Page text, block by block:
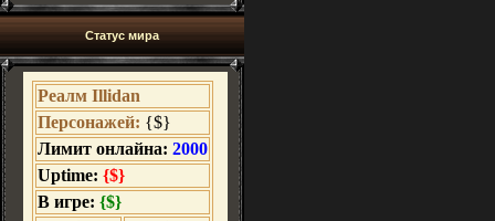
Статус мира